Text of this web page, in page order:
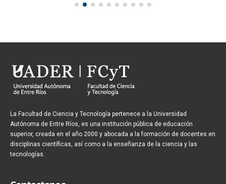
La Facultad de Ciencia y Tecnología pertenece a la Universidad
Autónoma de Entre Ríos, es una institución pública de educación
superior, creada en el año 2000 y abocada a la formación de docentes en
disciplinas científicas, así como a la enseñanza de la ciencia y las
tecnologías.